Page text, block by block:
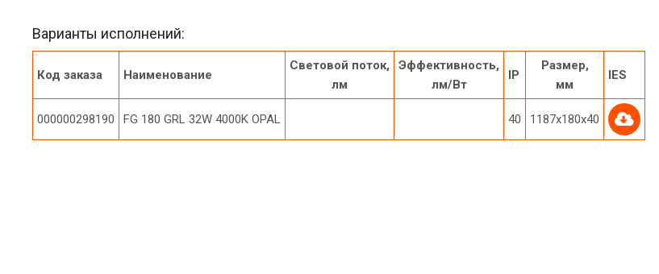
Варианты исполнений:
Код заказа Наименование
Световой поток,
лм
Эффективность,
лм/Вт
IP
Размер,
мм
IES
000000298190 FG 180 GRL 32W 4000K OPAL 40 1187х180х40